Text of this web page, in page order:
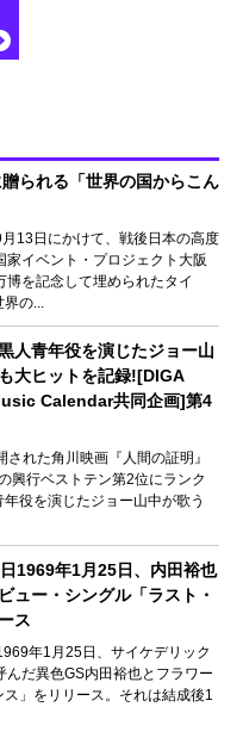
られる「世界の国からこん
13日にかけて、戦後日本の高度
家イベント・プロジェクト大阪
博を記念して埋められたタイ
の...
人青年役を演じたジョー山
大ヒットを記録![DIGA
Calendar共同企画]第4
れた角川映画『人間の証明』
興行ベストテン第2位にランク
役を演じたジョー山中が歌う
1969年1月25日、内田裕也
ュー・シングル「ラスト・
ス
年1月25日、サイケデリック
んだ異色GS内田裕也とフラワー
」をリリース。それは結成後1